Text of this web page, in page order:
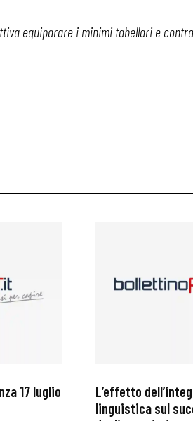
equiparare i minimi tabellari e
17 luglio
L’effetto
linguistica sul